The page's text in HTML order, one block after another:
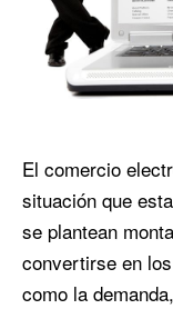
El comercio
situación que
se plantean
convertirse en
como la